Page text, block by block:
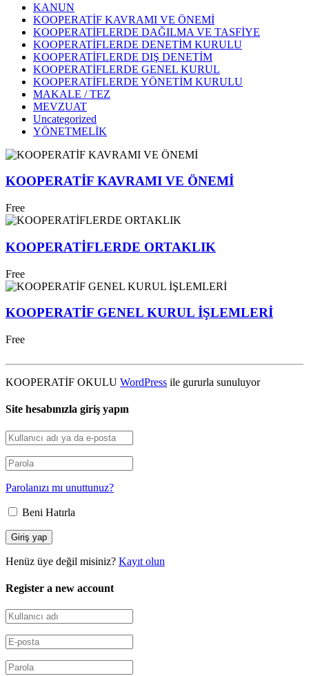
KANUN
KOOPERATİF KAVRAMI VE ÖNEMİ
KOOPERATİFLERDE DAĞILMA VE TASFİYE
KOOPERATİFLERDE DENETİM KURULU
KOOPERATİFLERDE DIŞ DENETİM
KOOPERATİFLERDE GENEL KURUL
KOOPERATİFLERDE YÖNETİM KURULU
MAKALE / TEZ
MEVZUAT
Uncategorized
YÖNETMELİK
KOOPERATİF KAVRAMI VE ÖNEMİ
Free
KOOPERATİFLERDE ORTAKLIK
Free
KOOPERATİF GENEL KURUL İŞLEMLERİ
Free
KOOPERATİF OKULU WordPress ile gururla sunuluyor
Site hesabınızla giriş yapın
Parolanızı mı unuttunuz?
Beni Hatırla
Henüz üye değil misiniz? Kayıt olun
Register a new account